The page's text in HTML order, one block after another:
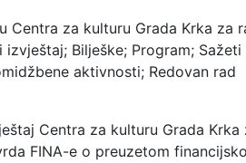
Centra za kulturu Grada Krka za
izvještaj; Bilješke; Program;
aktivnosti; Redovan rad
Centra za kulturu Grada Krka
FINA-e o preuzetom